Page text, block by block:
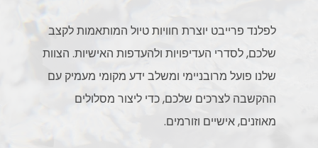
לפלנד פרייבט יוצרת חוויות טיול המותאמות לקצב
שלכם, לסדרי העדיפויות ולהעדפות האישיות. הצוות
שלנו פועל מרובניימי ומשלב ידע מקומי מעמיק עם
ההקשבה לצרכים שלכם, כדי ליצור מסלולים
מאוזנים, אישיים וזורמים.